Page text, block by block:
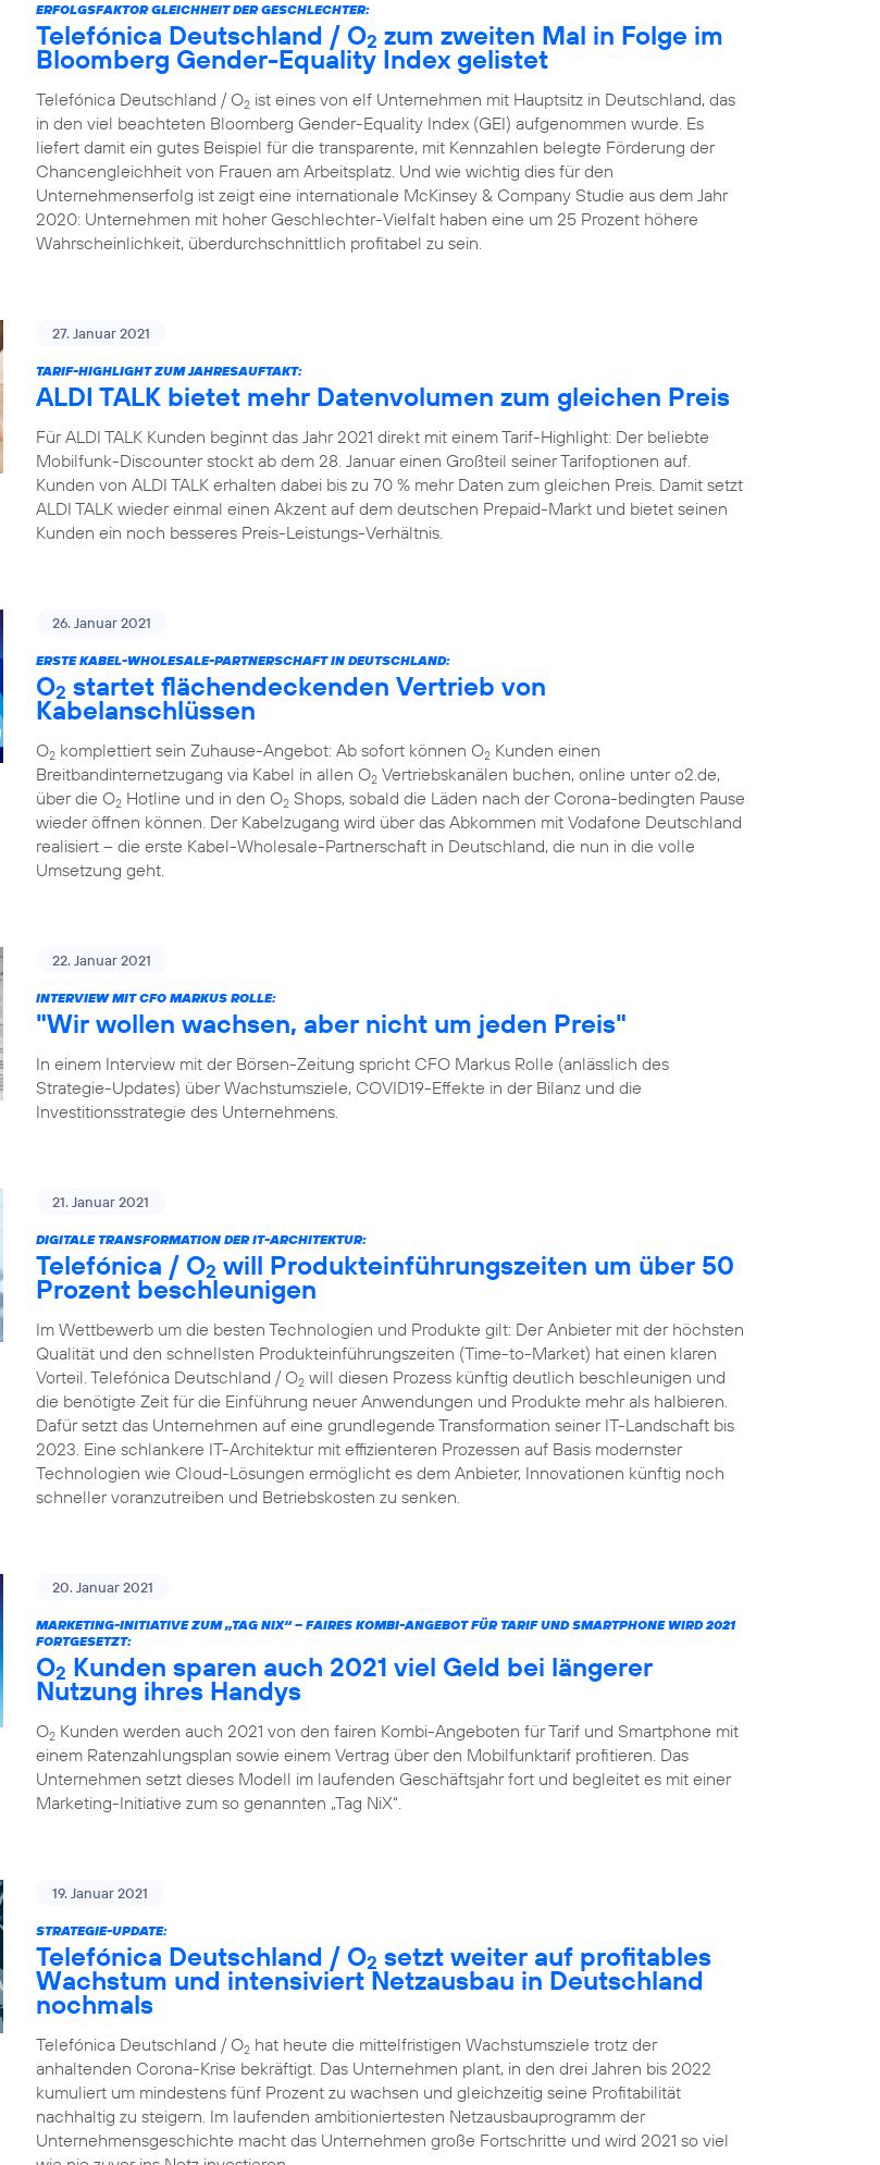
ERFOLGSFAKTOR GLEICHHEIT DER GESCHLECHTER:
Telefónica Deutschland / O2 zum zweiten Mal in Folge im
Bloomberg Gender-Equality Index gelistet
Telefónica Deutschland / O2 ist eines von elf Unternehmen mit Hauptsitz in Deutschland, das
in den viel beachteten Bloomberg Gender-Equality Index (GEI) aufgenommen wurde. Es
liefert damit ein gutes Beispiel für die transparente, mit Kennzahlen belegte Förderung der
Chancengleichheit von Frauen am Arbeitsplatz. Und wie wichtig dies für den
Unternehmenserfolg ist zeigt eine internationale McKinsey & Company Studie aus dem Jahr
2020: Unternehmen mit hoher Geschlechter-Vielfalt haben eine um 25 Prozent höhere
Wahrscheinlichkeit, überdurchschnittlich profitabel zu sein.
27. Januar 2021
TARIF-HIGHLIGHT ZUM JAHRESAUFTAKT:
ALDI TALK bietet mehr Datenvolumen zum gleichen Preis
Für ALDI TALK Kunden beginnt das Jahr 2021 direkt mit einem Tarif-Highlight: Der beliebte
Mobilfunk-Discounter stockt ab dem 28. Januar einen Großteil seiner Tarifoptionen auf.
Kunden von ALDI TALK erhalten dabei bis zu 70 % mehr Daten zum gleichen Preis. Damit setzt
ALDI TALK wieder einmal einen Akzent auf dem deutschen Prepaid-Markt und bietet seinen
Kunden ein noch besseres Preis-Leistungs-Verhältnis.
26. Januar 2021
ERSTE KABEL-WHOLESALE-PARTNERSCHAFT IN DEUTSCHLAND:
O2 startet flächendeckenden Vertrieb von
Kabelanschlüssen
O2 komplettiert sein Zuhause-Angebot: Ab sofort können O2 Kunden einen
Breitbandinternetzugang via Kabel in allen O2 Vertriebskanälen buchen, online unter o2.de,
über die O2 Hotline und in den O2 Shops, sobald die Läden nach der Corona-bedingten Pause
wieder öffnen können. Der Kabelzugang wird über das Abkommen mit Vodafone Deutschland
realisiert – die erste Kabel-Wholesale-Partnerschaft in Deutschland, die nun in die volle
Umsetzung geht.
22. Januar 2021
INTERVIEW MIT CFO MARKUS ROLLE:
"Wir wollen wachsen, aber nicht um jeden Preis"
In einem Interview mit der Börsen-Zeitung spricht CFO Markus Rolle (anlässlich des
Strategie-Updates) über Wachstumsziele, COVID19-Effekte in der Bilanz und die
Investitionsstrategie des Unternehmens.
21. Januar 2021
DIGITALE TRANSFORMATION DER IT-ARCHITEKTUR:
Telefónica / O2 will Produkteinführungszeiten um über 50
Prozent beschleunigen
Im Wettbewerb um die besten Technologien und Produkte gilt: Der Anbieter mit der höchsten
Qualität und den schnellsten Produkteinführungszeiten (Time-to-Market) hat einen klaren
Vorteil. Telefónica Deutschland / O2 will diesen Prozess künftig deutlich beschleunigen und
die benötigte Zeit für die Einführung neuer Anwendungen und Produkte mehr als halbieren.
Dafür setzt das Unternehmen auf eine grundlegende Transformation seiner IT-Landschaft bis
2023. Eine schlankere IT-Architektur mit effizienteren Prozessen auf Basis modernster
Technologien wie Cloud-Lösungen ermöglicht es dem Anbieter, Innovationen künftig noch
schneller voranzutreiben und Betriebskosten zu senken.
20. Januar 2021
MARKETING-INITIATIVE ZUM „TAG NIX“ – FAIRES KOMBI-ANGEBOT FÜR TARIF UND SMARTPHONE WIRD 2021
FORTGESETZT:
O2 Kunden sparen auch 2021 viel Geld bei längerer
Nutzung ihres Handys
O2 Kunden werden auch 2021 von den fairen Kombi-Angeboten für Tarif und Smartphone mit
einem Ratenzahlungsplan sowie einem Vertrag über den Mobilfunktarif profitieren. Das
Unternehmen setzt dieses Modell im laufenden Geschäftsjahr fort und begleitet es mit einer
Marketing-Initiative zum so genannten „Tag NiX“.
19. Januar 2021
STRATEGIE-UPDATE:
Telefónica Deutschland / O2 setzt weiter auf profitables
Wachstum und intensiviert Netzausbau in Deutschland
nochmals
Telefónica Deutschland / O2 hat heute die mittelfristigen Wachstumsziele trotz der
anhaltenden Corona-Krise bekräftigt. Das Unternehmen plant, in den drei Jahren bis 2022
kumuliert um mindestens fünf Prozent zu wachsen und gleichzeitig seine Profitabilität
nachhaltig zu steigern. Im laufenden ambitioniertesten Netzausbauprogramm der
Unternehmensgeschichte macht das Unternehmen große Fortschritte und wird 2021 so viel